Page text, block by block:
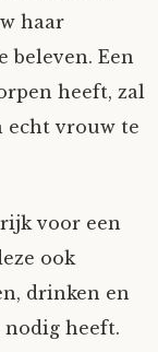
haar
beleven. Een
heeft, zal
echt vrouw te
voor een
ook
drinken en
nodig heeft.